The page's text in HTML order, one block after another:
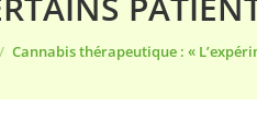
Cannabis thérapeutique : «